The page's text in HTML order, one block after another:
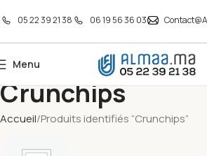
05 22 39 21 38 06 19 56 36 03
Menu
Crunchips
Accueil Produits identifiés “Crunchips”